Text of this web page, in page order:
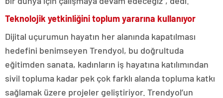
Teknolojik yetkinliğini toplum yararına kullanıyor
Dijital uçurumun hayatın her alanında kapatılması
hedefini benimseyen Trendyol, bu doğrultuda
eğitimden sanata, kadınların iş hayatına katılımından
sivil topluma kadar pek çok farklı alanda topluma katkı
sağlamak üzere projeler geliştiriyor. Trendyol’un